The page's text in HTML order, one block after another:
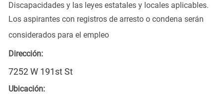
Discapacidades y las leyes estatales y locales aplicables.
Los aspirantes con registros de arresto o condena serán
considerados para el empleo
Dirección:
7252 W 191st St
Ubicación: